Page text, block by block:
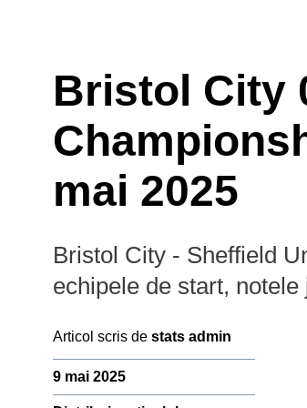
Prim-plan
Ousmane Dembélé
Reconstrucție Manchester United
Clasament Premier League
Golgheteri La Liga
Bristol City
mai 2025
Bristol City - Sheffield
echipele de start, notele
Articol scris de stats admin
9 mai 2025